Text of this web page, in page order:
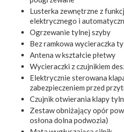
Lusterka zewnętrzne z
elektrycznego i
Ogrzewanie tylnej szyby
Bez ramkowa wycieraczka
Antena w kształcie płetwy
Wycieraczki z czujnikiem
Elektrycznie sterowana
zabezpieczeniem przed
Czujnik otwierania klapy
Zestaw obniżający opór
osłona dolna podwozia)